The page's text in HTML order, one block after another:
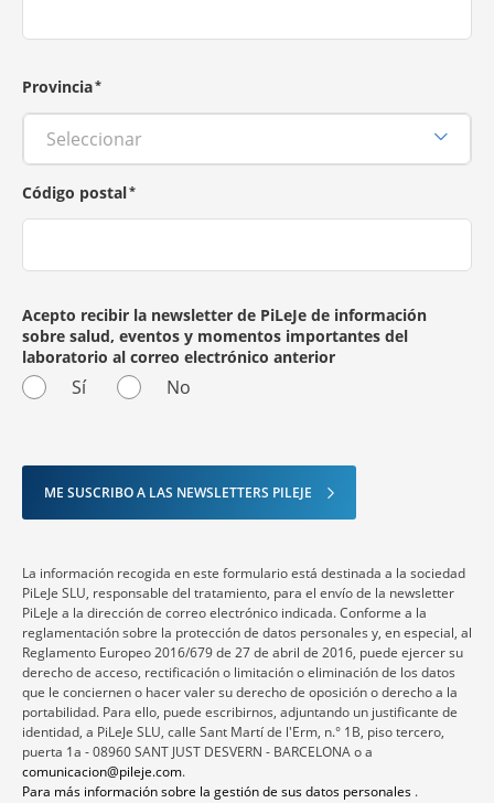
Provincia
Código postal
Acepto recibir la newsletter de PiLeJe de información
sobre salud, eventos y momentos importantes del
laboratorio al correo electrónico anterior
Sí No
ME SUSCRIBO A LAS NEWSLETTERS PILEJE
La información recogida en este formulario está destinada a la sociedad
PiLeJe SLU, responsable del tratamiento, para el envío de la newsletter
PiLeJe a la dirección de correo electrónico indicada. Conforme a la
reglamentación sobre la protección de datos personales y, en especial, al
Reglamento Europeo 2016/679 de 27 de abril de 2016, puede ejercer su
derecho de acceso, rectificación o limitación o eliminación de los datos
que le conciernen o hacer valer su derecho de oposición o derecho a la
portabilidad. Para ello, puede escribirnos, adjuntando un justificante de
identidad, a PiLeJe SLU, calle Sant Martí de l'Erm, n.° 1B, piso tercero,
puerta 1a - 08960 SANT JUST DESVERN - BARCELONA o a
comunicacion@pileje.com.
Para más información sobre la gestión de sus datos personales .